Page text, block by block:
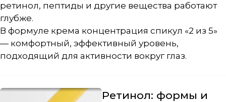
ретинол, пептиды и другие вещества работают
глубже.
В формуле крема концентрация спикул «2 из 5»
— комфортный, эффективный уровень,
подходящий для активности вокруг глаз.
Ретинол: формы и